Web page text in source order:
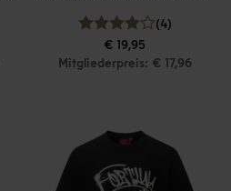
(4)
€ 19,95
Mitgliederpreis: € 17,96